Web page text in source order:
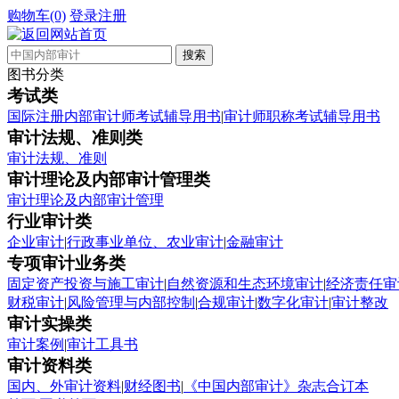
购物车(0) 登录注册
图书分类
考试类
国际注册内部审计师考试辅导用书|审计师职称考试辅导用书
审计法规、准则类
审计法规、准则
审计理论及内部审计管理类
审计理论及内部审计管理
行业审计类
企业审计|行政事业单位、农业审计|金融审计
专项审计业务类
固定资产投资与施工审计|自然资源和生态环境审计|经济责任
财税审计|风险管理与内部控制 |合规审计|数字化审计|审计整改
审计实操类
审计案例 |审计工具书
审计资料类
国内、外审计资料|财经图书| 《中国内部审计》杂志合订本